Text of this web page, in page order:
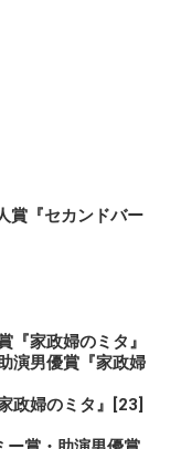
賞『セカンドバー
『家政婦のミタ』
演男優賞『家政婦
政婦のミタ』[23]